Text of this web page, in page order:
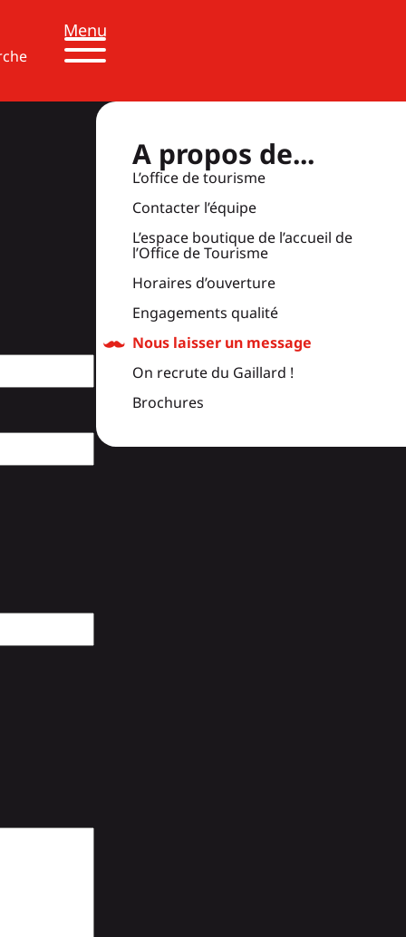
Menu
A propos de...
L’office de tourisme
Contacter l’équipe
L’espace boutique de l’accueil de
l’Office de Tourisme
Horaires d’ouverture
Engagements qualité
Nous laisser un message
On recrute du Gaillard !
Brochures